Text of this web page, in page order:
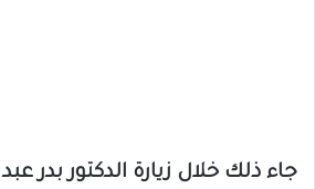
جاء ذلك خلال زيارة الدكتور بدر